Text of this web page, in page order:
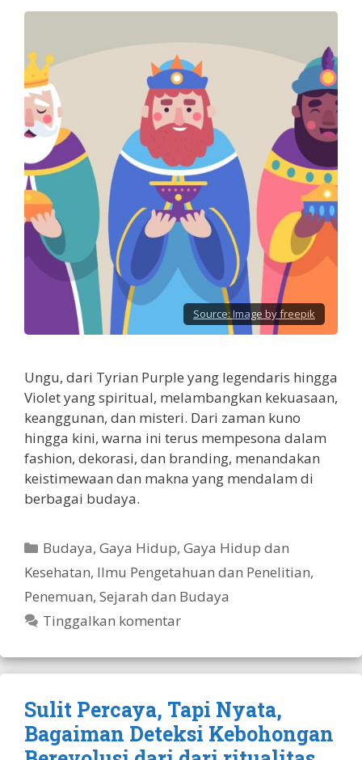
Source:Image by freepik
Ungu, dari Tyrian Purple yang legendaris hingga
Violet yang spiritual, melambangkan kekuasaan,
keanggunan, dan misteri. Dari zaman kuno
hingga kini, warna ini terus mempesona dalam
fashion, dekorasi, dan branding, menandakan
keistimewaan dan makna yang mendalam di
berbagai budaya.
Kategori
Budaya,Gaya Hidup,Gaya Hidup dan
Kesehatan, Ilmu Pengetahuan dan Penelitian,
Penemuan, Sejarah dan Budaya
Tinggalkan komentar
Sulit Percaya, Tapi Nyata,
Bagaiman Deteksi Kebohongan